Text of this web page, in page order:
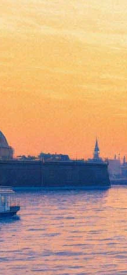
Театр «На
попросил
перевести
подчинение
Коллектив Театра на
письмо губернатору Санкт-
с просьбой принять театр,
находится в областном
«События последних
– связанные с попытками
(несостоявшаяся